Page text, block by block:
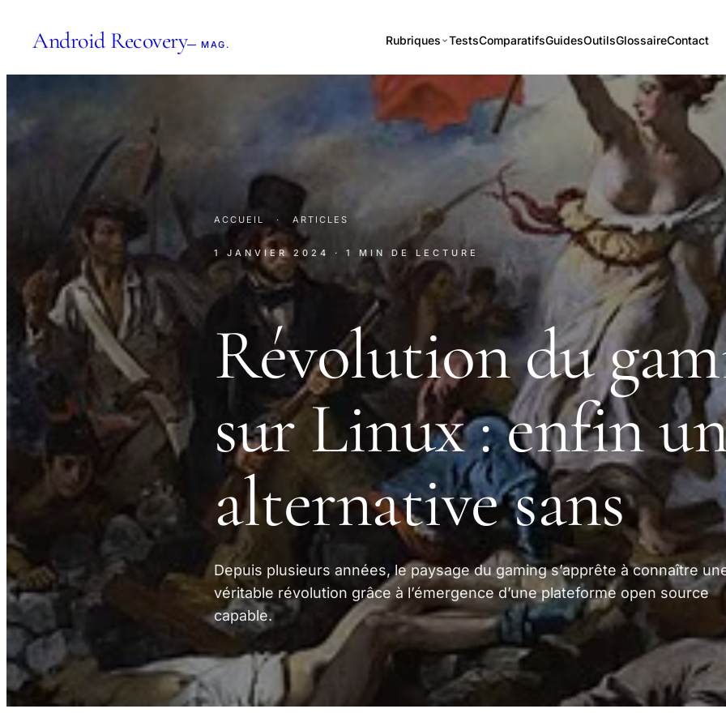
Android Recovery— MAG. Rubriques TestsComparatifsGuidesOutilsGlossaireContact
ACCUEIL · ARTICLES
1 JANVIER 2024 · 1 MIN DE LECTURE
Révolution du
sur Linux : enfin
alternative sans
Depuis plusieurs années, le paysage du gaming s’apprête à connaître
véritable révolution grâce à l’émergence d’une plateforme open source
capable.